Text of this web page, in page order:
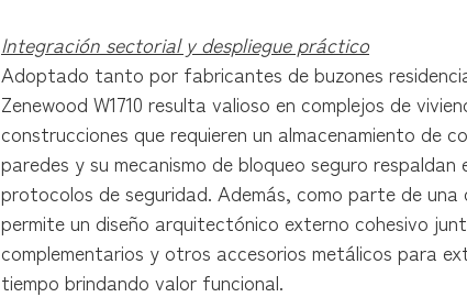
Integración sectorial y despliegue práctico
Adoptado tanto por fabricantes de buzones
Zenewood W1710 resulta valioso en complejos de
construcciones que requieren un almacenamiento de
paredes y su mecanismo de bloqueo seguro
protocolos de seguridad. Además, como parte de
permite un diseño arquitectónico externo cohesivo
complementarios y otros accesorios metálicos para
tiempo brindando valor funcional.